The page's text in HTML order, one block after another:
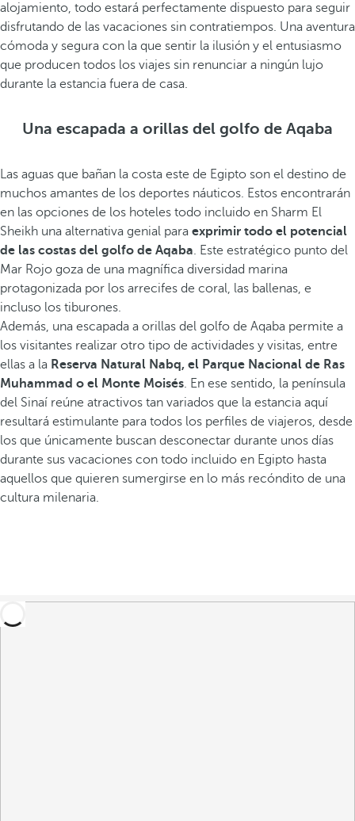
alojamiento, todo estará perfectamente dispuesto para seguir
disfrutando de las vacaciones sin contratiempos. Una aventura
cómoda y segura con la que sentir la ilusión y el entusiasmo
que producen todos los viajes sin renunciar a ningún lujo
durante la estancia fuera de casa.
Una escapada a orillas del golfo de Aqaba
Las aguas que bañan la costa este de Egipto son el destino de
muchos amantes de los deportes náuticos. Estos encontrarán
en las opciones de los hoteles todo incluido en Sharm El
Sheikh una alternativa genial para exprimir todo el potencial
de las costas del golfo de Aqaba. Este estratégico punto del
Mar Rojo goza de una magnífica diversidad marina
protagonizada por los arrecifes de coral, las ballenas, e
incluso los tiburones.
Además, una escapada a orillas del golfo de Aqaba permite a
los visitantes realizar otro tipo de actividades y visitas, entre
ellas a la Reserva Natural Nabq, el Parque Nacional de Ras
Muhammad o el Monte Moisés. En ese sentido, la península
del Sinaí reúne atractivos tan variados que la estancia aquí
resultará estimulante para todos los perfiles de viajeros, desde
los que únicamente buscan desconectar durante unos días
durante sus vacaciones con todo incluido en Egipto hasta
aquellos que quieren sumergirse en lo más recóndito de una
cultura milenaria.